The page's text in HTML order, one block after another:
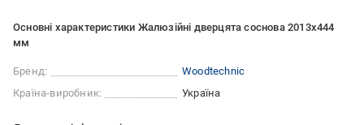
Основні характеристики Жалюзійні дверцята соснова 2013х444
мм
Бренд:
Woodtechnic
Країна-виробник:
Україна